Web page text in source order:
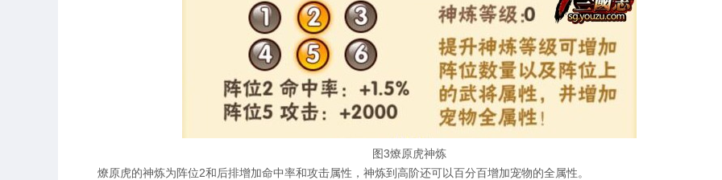
图3燎原虎神炼
燎原虎的神炼为阵位2和后排增加命中率和攻击属性，神炼到高阶还可以百分百增加宠物的全属性。